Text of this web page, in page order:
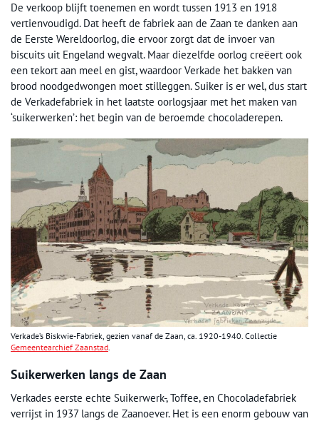
De verkoop blijft toenemen en wordt tussen 1913 en 1918
vertienvoudigd. Dat heeft de fabriek aan de Zaan te danken aan
de Eerste Wereldoorlog, die ervoor zorgt dat de invoer van
biscuits uit Engeland wegvalt. Maar diezelfde oorlog creëert ook
een tekort aan meel en gist, waardoor Verkade het bakken van
brood noodgedwongen moet stilleggen. Suiker is er wel, dus start
de Verkadefabriek in het laatste oorlogsjaar met het maken van
‘suikerwerken’: het begin van de beroemde chocoladerepen.
Verkade’s Biskwie-Fabriek, gezien vanaf de Zaan, ca. 1920-1940. Collectie
Gemeentearchief Zaanstad
Suikerwerken langs de Zaan
Verkades eerste echte Suikerwerk-, Toffee, en Chocoladefabriek
verrijst in 1937 langs de Zaanoever. Het is een enorm gebouw van